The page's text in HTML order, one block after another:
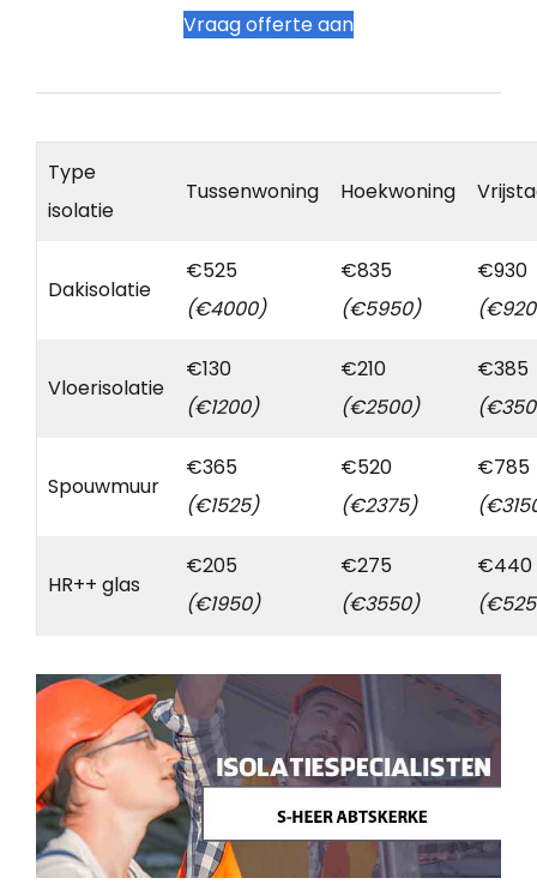
Vraag offerte aan
Type
isolatie
Tussenwoning Hoekwoning
Dakisolatie
€525
(€4000)
€835
(€5950)
€930
Vloerisolatie
€130
(€1200)
€210
(€2500)
€385
Spouwmuur
€365
(€1525)
€520
(€2375)
€785
HR++ glas
€205
(€1950)
€275
(€3550)
€440